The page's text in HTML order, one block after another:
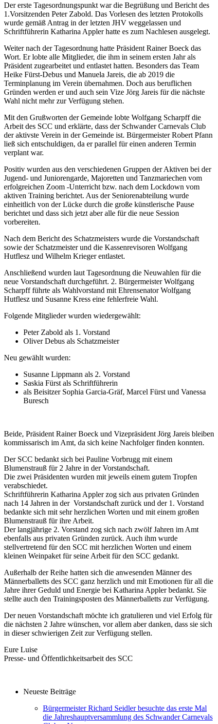
Der erste Tagesordnungspunkt war die Begrüßung und Bericht des
1.Vorsitzenden Peter Zabold. Das Vorlesen des letzten Protokolls
wurde gemäß Antrag in der letzten JHV weggelassen und
Schriftführerin Katharina Appler hatte es zum Nachlesen ausgelegt.
Weiter nach der Tagesordnung hatte Präsident Rainer Boeck das
Wort. Er lobte alle Mitglieder, die ihm in seinem ersten Jahr als
Präsident zugearbeitet und entlastet hatten. Besonders das Team
Heike Fürst-Debus und Manuela Jareis, die ab 2019 die
Terminplanung im Verein übernahmen. Doch aus beruflichen
Gründen werden er und auch sein Vize Jörg Jareis für die nächste
Wahl nicht mehr zur Verfügung stehen.
Mit den Grußworten der Gemeinde lobte Wolfgang Scharpff die
Arbeit des SCC und erklärte, dass der Schwander Carnevals Club
der aktivste Verein in der Gemeinde ist. Bürgermeister Robert Pfann
ließ sich entschuldigen, da er parallel für einen anderen Termin
verplant war.
Positiv wurden aus den verschiedenen Gruppen der Aktiven bei der
Jugend- und Juniorengarde, Majoretten und Tanzmariechen vom
erfolgreichen Zoom -Unterricht bzw. nach dem Lockdown vom
aktiven Training berichtet. Aus der Seniorenabteilung wurde
einheitlich von der Lücke durch die große künstlerische Pause
berichtet und dass sich jetzt aber alle für die neue Session
vorbereiten.
Nach dem Bericht des Schatzmeisters wurde die Vorstandschaft
sowie der Schatzmeister und die Kassenrevisoren Wolfgang
Hutflesz und Wilhelm Krieger entlastet.
Anschließend wurden laut Tagesordnung die Neuwahlen für die
neue Vorstandschaft durchgeführt. 2. Bürgermeister Wolfgang
Scharpff führte als Wahlvorstand mit Ehrensenator Wolfgang
Hutflesz und Susanne Kress eine fehlerfreie Wahl.
Folgende Mitglieder wurden wiedergewählt:
Peter Zabold als 1. Vorstand
Oliver Debus als Schatzmeister
Neu gewählt wurden:
Susanne Lippmann als 2. Vorstand
Saskia Fürst als Schriftführerin
als Beisitzer Sophia Garcia-Gräf, Marcel Fürst und Vanessa
Buresch
Beide, Präsident Rainer Boeck und Vizepräsident Jörg Jareis bleiben
kommissarisch im Amt, da sich keine Nachfolger finden konnten.
Der SCC bedankt sich bei Pauline Vorbrugg mit einem
Blumenstrauß für 2 Jahre in der Vorstandschaft.
Die zwei Präsidenten wurden mit jeweils einem gutem Tropfen
verabschiedet.
Schriftführerin Katharina Appler zog sich aus privaten Gründen
nach 14 Jahren in der Vorstandschaft zurück und der 1. Vorstand
bedankte sich mit sehr herzlichen Worten und mit einem großen
Blumenstrauß für ihre Arbeit.
Der langjährige 2. Vorstand zog sich nach zwölf Jahren im Amt
ebenfalls aus privaten Gründen zurück. Auch ihm wurde
stellvertretend für den SCC mit herzlichen Worten und einem
kleinen Weinpaket für seine Arbeit für den SCC gedankt.
Außerhalb der Reihe hatten sich die anwesenden Männer des
Männerballetts des SCC ganz herzlich und mit Emotionen für all die
Jahre ihrer Geduld und Energie bei Katharina Appler bedankt. Sie
stellte auch den Trainingsposten des Männerballetts zur Verfügung.
Der neuen Vorstandschaft möchte ich gratulieren und viel Erfolg für
die nächsten 2 Jahre wünschen, vor allem aber danken, dass sie sich
in dieser schwierigen Zeit zur Verfügung stellen.
Eure Luise
Presse- und Öffentlichkeitsarbeit des SCC
Neueste Beiträge
Bürgermeister Richard Seidler besuchte das erste Mal
die Jahreshauptversammlung des Schwander Carnevals